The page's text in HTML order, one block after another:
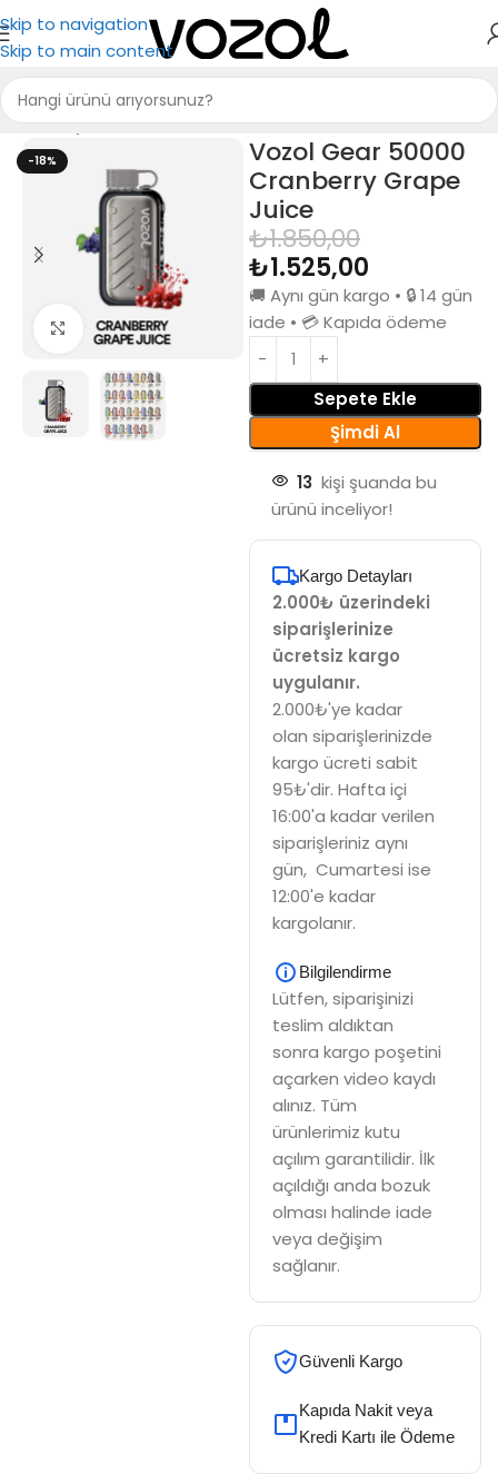
Skip to navigation
Skip to main content
Ana Sayfa Puff Bar
-18%
Büyütmek için tıkla
Vozol Gear 50000
Cranberry Grape
Juice
₺1.850,00
₺1.525,00
🚚 Aynı gün kargo • 🔒 14 gün
iade • 💳 Kapıda ödeme
Sepete Ekle
Şimdi Al
13 kişi şuanda bu
ürünü inceliyor!
Kargo Detayları
2.000₺ üzerindeki
siparişlerinize
ücretsiz kargo
uygulanır.
2.000₺'ye kadar
olan siparişlerinizde
kargo ücreti sabit
95₺'dir. Hafta içi
16:00'a kadar verilen
siparişleriniz aynı
gün, Cumartesi ise
12:00'e kadar
kargolanır.
Bilgilendirme
Lütfen, siparişinizi
teslim aldıktan
sonra kargo poşetini
açarken video kaydı
alınız. Tüm
ürünlerimiz kutu
açılım garantilidir. İlk
açıldığı anda bozuk
olması halinde iade
veya değişim
sağlanır.
Güvenli Kargo
Kapıda Nakit veya
Kredi Kartı ile Ödeme